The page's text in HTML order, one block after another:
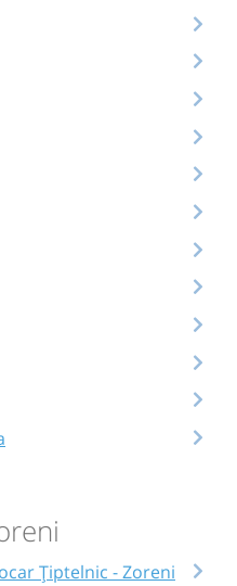
Țiptelnic - Zoreni